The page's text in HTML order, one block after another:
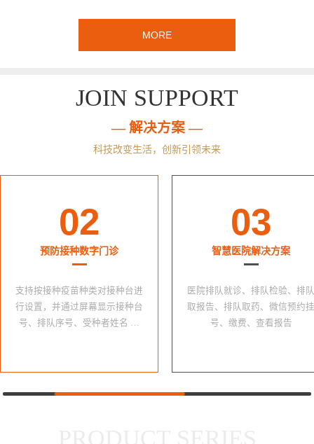
MORE
JOIN SUPPORT
— 解决方案 —
科技改变生活，创新引领未来
02
预防接种数字门诊
支持按接种疫苗种类对接种台进
行设置，并通过屏幕显示接种台
号、排队序号、受种者姓名 …
03
智慧医院解决方案
医院排队就诊、排队检验、排队
取报告、排队取药、微信预约挂
号、缴费、查看报告